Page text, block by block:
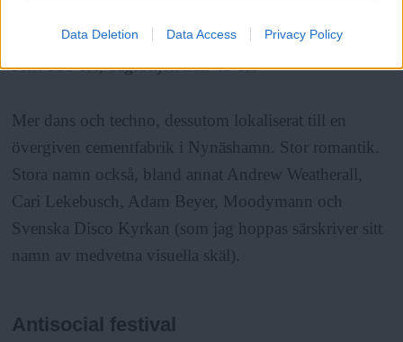
Data Deletion Data Access Privacy Policy
Var: Stora Vika, Nynäshamn
Pris: 150 eur, dagsbiljett från 49 eur
Mer dans och techno, dessutom lokaliserat till en
övergiven cementfabrik i Nynäshamn. Stor romantik.
Stora namn också, bland annat Andrew Weatherall,
Cari Lekebusch, Adam Beyer, Moodymann och
Svenska Disco Kyrkan (som jag hoppas särskriver sitt
namn av medvetna visuella skäl).
Antisocial festival